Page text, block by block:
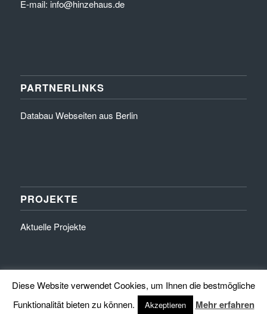
E-mail: info@hinzehaus.de
PARTNERLINKS
Databau Webseiten aus Berlin
PROJEKTE
Aktuelle Projekte
© Copyright 2016 by HINZEHAUS - Exklusivität in Stein
Diese Website verwendet Cookies, um Ihnen die bestmögliche
Funktionalität bieten zu können.
Akzeptieren Mehr erfahren